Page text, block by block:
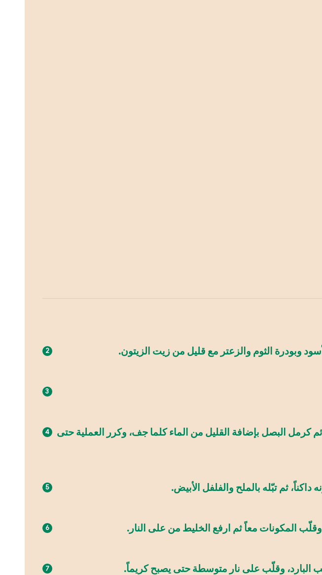
وبودرة الثوم والزعتر مع قليل من زيت الزيتون.
البصل بإضافة القليل من الماء كلما جف، وكرر العملية حتى
ثم تبّله بالملح والفلفل الأبيض.
وقلّب المكونات معاً ثم ارفع الخليط من على النار.
وقلّب على نار متوسطة حتى يصبح كريماً.